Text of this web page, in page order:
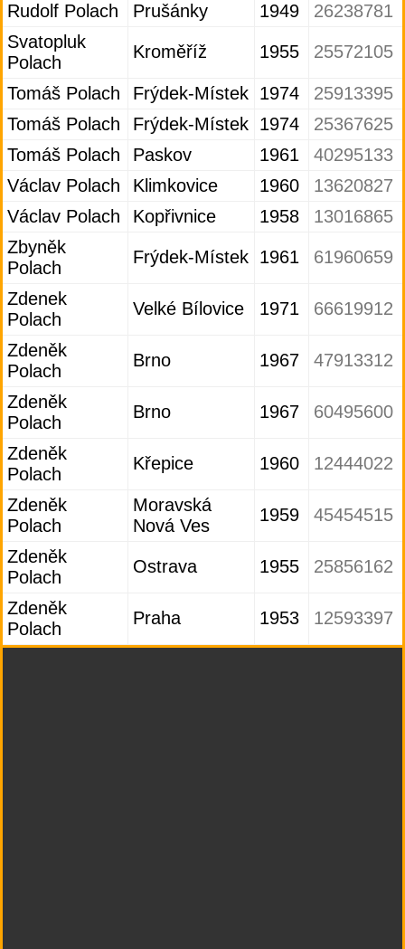
Rudolf Polach
Prušánky 1949
26238781
Svatopluk
Polach
Kroměříž 1955 25572105
Tomáš Polach Frýdek-Místek 1974
25913395
Tomáš Polach
Frýdek-Místek 1974
25367625
Tomáš Polach
Paskov 1961
40295133
Václav Polach
Klimkovice 1960
13620827
Václav Polach
Kopřivnice 1958
13016865
Zbyněk
Polach
Frýdek-Místek 1961 61960659
Zdenek
Polach
Velké Bílovice 1971 66619912
Zdeněk
Polach
Brno 1967 47913312
Zdeněk
Polach
Brno 1967 60495600
Zdeněk
Polach
Křepice 1960 12444022
Zdeněk
Polach
Moravská
Nová Ves
1959 45454515
Zdeněk
Polach
Ostrava 1955 25856162
Zdeněk
Polach
Praha 1953 12593397